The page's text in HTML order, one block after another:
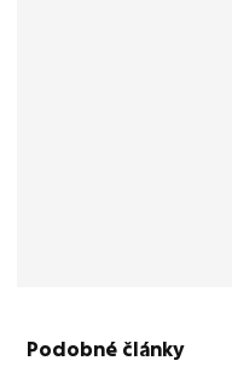
Podobné články